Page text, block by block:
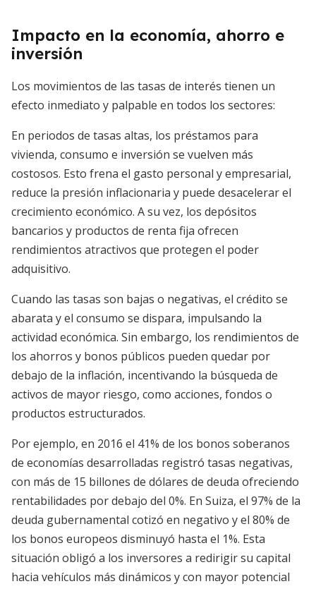
Impacto en la economía, ahorro e
inversión
Los movimientos de las tasas de interés tienen un
efecto inmediato y palpable en todos los sectores:
En periodos de tasas altas, los préstamos para
vivienda, consumo e inversión se vuelven más
costosos. Esto frena el gasto personal y empresarial,
reduce la presión inflacionaria y puede desacelerar el
crecimiento económico. A su vez, los depósitos
bancarios y productos de renta fija ofrecen
rendimientos atractivos que protegen el poder
adquisitivo.
Cuando las tasas son bajas o negativas, el crédito se
abarata y el consumo se dispara, impulsando la
actividad económica. Sin embargo, los rendimientos de
los ahorros y bonos públicos pueden quedar por
debajo de la inflación, incentivando la búsqueda de
activos de mayor riesgo, como acciones, fondos o
productos estructurados.
Por ejemplo, en 2016 el 41% de los bonos soberanos
de economías desarrolladas registró tasas negativas,
con más de 15 billones de dólares de deuda ofreciendo
rentabilidades por debajo del 0%. En Suiza, el 97% de la
deuda gubernamental cotizó en negativo y el 80% de
los bonos europeos disminuyó hasta el 1%. Esta
situación obligó a los inversores a redirigir su capital
hacia vehículos más dinámicos y con mayor potencial